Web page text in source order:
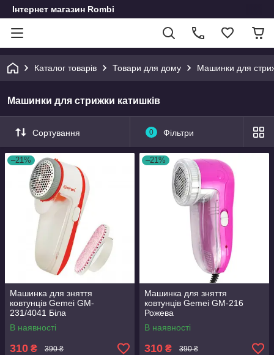
Інтернет магазин Rombi
Каталог товарів Товари для дому Машинки для
Машинки для стрижки катишків
Сортування 0 Фільтри
–21%
Машинка для зняття
ковтунців Gemei GM-
231/4041 Біла
В наявності
310 ₴ 390 ₴
–21%
Машинка для зняття
ковтунців Gemei GM-216
Рожева
В наявності
310 ₴ 390 ₴